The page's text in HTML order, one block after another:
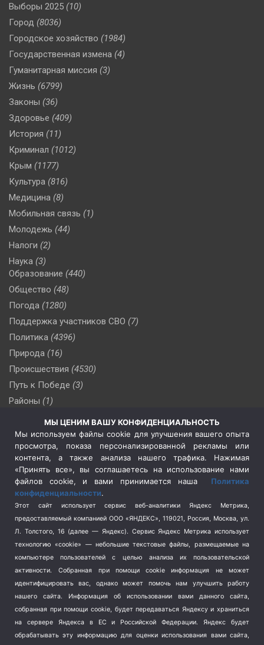
Выборы 2025 (10)
Город (8036)
Городское хозяйство (1984)
Государственная измена (4)
Гуманитарная миссия (3)
Жизнь (6799)
Законы (36)
Здоровье (409)
История (11)
Криминал (1012)
Крым (1177)
Культура (816)
Медицина (8)
Мобильная связь (1)
Молодежь (44)
Налоги (2)
Наука (3)
Образование (440)
Общество (48)
Погода (1280)
Поддержка участников СВО (7)
Политика (4396)
Природа (16)
Происшествия (4530)
Путь к Победе (3)
Районы (1)
(510)
Сельское хозяйство (3)
Социальная политика
(3)
Спецоперация в Украине
Спецоперация на Украине
(404)
Спорт (740)
Терроризм (1)
Транспорт (262)
Туризм (178)
Флот (76)
Школа и спорт (2)
Экология (8)
Экономика (1172)
МЫ ЦЕНИМ ВАШУ КОНФИДЕНЦИАЛЬНОСТЬ
Мы используем файлы cookie для улучшения вашего опыта
просмотра, показа персонализированной рекламы или
контента, а также анализа нашего трафика. Нажимая
«Принять все», вы соглашаетесь на использование нами
файлов cookie, и вами принимается наша Политика
конфиденциальности.
Этот сайт использует сервис веб-аналитики Яндекс Метрика,
предоставляемый компанией ООО «ЯНДЕКС», 119021, Россия, Москва, ул.
Л. Толстого, 16 (далее — Яндекс). Сервис Яндекс Метрика использует
технологию «cookie» — небольшие текстовые файлы, размещаемые на
компьютере пользователей с целью анализа их пользовательской
активности.
Собранная при помощи cookie информация не может
идентифицировать вас, однако может помочь нам улучшить работу
нашего сайта. Информация об использовании вами данного сайта,
собранная при помощи cookie, будет передаваться Яндексу и храниться
на сервере Яндекса в ЕС и Российской Федерации. Яндекс будет
обрабатывать эту информацию для оценки использования вами сайта,